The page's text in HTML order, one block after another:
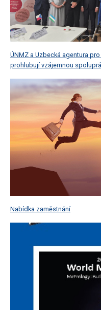
ÚNMZ a Uzbecká agentura
prohlubují vzájemnou
Nabídka zaměstnání